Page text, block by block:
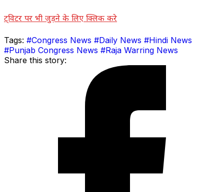
ट्विटर पर भी जुड़ने के लिए क्लिक करे
Tags: #Congress News #Daily News #Hindi News
#Punjab Congress News #Raja Warring News
Share this story: